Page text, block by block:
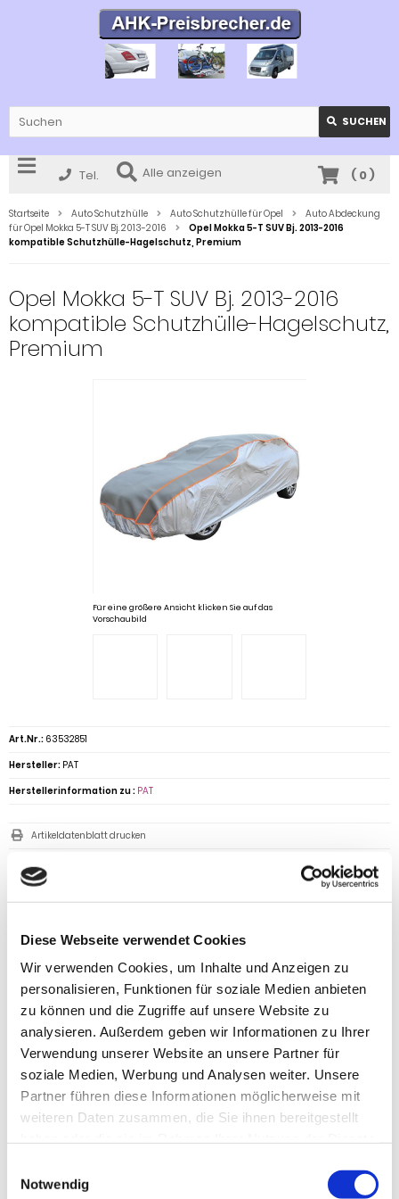
Diese Webseite verwendet Cookies
Wir verwenden Cookies, um Inhalte und Anzeigen zu
personalisieren, Funktionen für soziale Medien anbieten
zu können und die Zugriffe auf unsere Website zu
analysieren. Außerdem geben wir Informationen zu Ihrer
Verwendung unserer Website an unsere Partner für
soziale Medien, Werbung und Analysen weiter. Unsere
Partner führen diese Informationen möglicherweise mit
weiteren Daten zusammen, die Sie ihnen bereitgestellt
Notwendig
SUCHEN
Tel. Alle anzeigen ( 0)
Startseite Auto Schutzhülle Auto Schutzhülle für Opel
Auto Abdeckung
für Opel Mokka 5-T SUV Bj. 2013-2016
Opel Mokka 5-T SUV Bj. 2013-2016
kompatible Schutzhülle-Hagelschutz, Premium
Opel Mokka 5-T SUV Bj. 2013-2016
kompatible Schutzhülle-Hagelschutz,
Premium
Für eine größere Ansicht klicken Sie auf das
Vorschaubild
178,18 €
inkl. 19 % MwSt. zzgl.Versandkosten
IN DEN WARENKORB
Art.Nr.: 63532851
Hersteller: PAT
Herstellerinformation zu : PAT
Artikeldatenblatt drucken
PRODUKTBESCHREIBUNG
Die Hagelschutzhülle für den Opel Mokka, 5-T SUV Bj. 2013-2016 in
der Premium Ausführung schützt Ihr Fahrzeug ideal vor
Hagelschäden. Durch den 5mm dicken, eingearbeiteten
Neoprenschaum sind das Dach, der Motor und der Kofferraum
vor Hagelschäden, sowie die Scheiben vor Vereisen bei